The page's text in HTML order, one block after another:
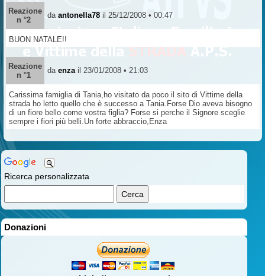
Ricerca personalizzata
Donazioni
Reazione
n °2
da antonella78 il 25/12/2008 • 00:47
BUON NATALE!!
Reazione
n °1
da enza il 23/01/2008 • 21:03
Carissima famiglia di Tania,ho visitato da poco il sito di Vittime della
strada ho letto quello che è successo a Tania.Forse Dio aveva bisogno
di un fiore bello come vostra figlia? Forse si perche il Signore sceglie
sempre i fiori più belli.Un forte abbraccio,Enza